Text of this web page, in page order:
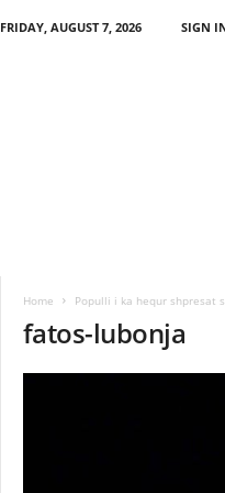
FRIDAY, AUGUST 7, 2026 SIGN
Home Populli i ka hequr shpresat
fatos-lubonja